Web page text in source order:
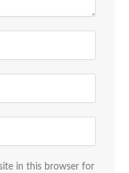
in this browser for